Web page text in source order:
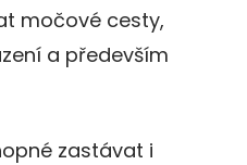
močové cesty,
a především
zastávat i